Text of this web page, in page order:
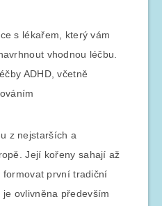
s lékařem, který vám
vhodnou léčbu.
ADHD, včetně
z nejstarších a
Její kořeny sahají až
první tradiční
ovlivněna především